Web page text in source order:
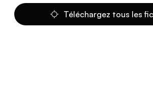
Téléchargez tous les